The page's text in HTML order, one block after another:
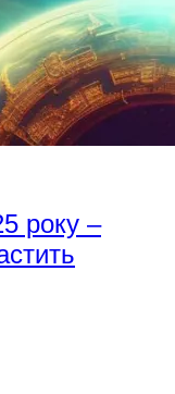
року –